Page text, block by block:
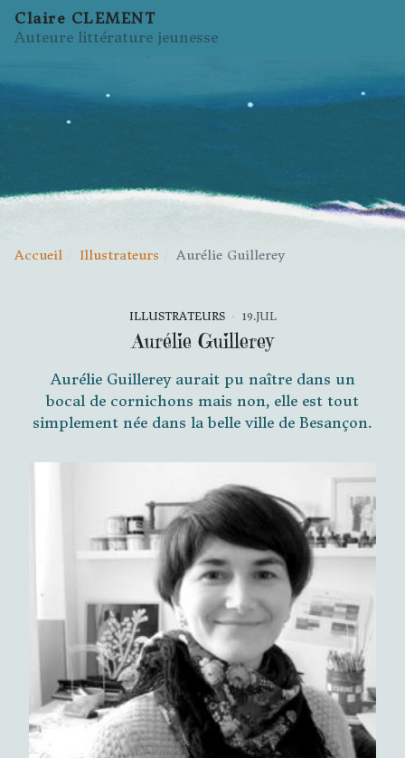
Claire CLEMENT
Auteure littérature jeunesse
Accueil Illustrateurs Aurélie Guillerey
ILLUSTRATEURS 19.JUL
Aurélie Guillerey
Aurélie Guillerey aurait pu naître dans un
bocal de cornichons mais non, elle est tout
simplement née dans la belle ville de Besançon.